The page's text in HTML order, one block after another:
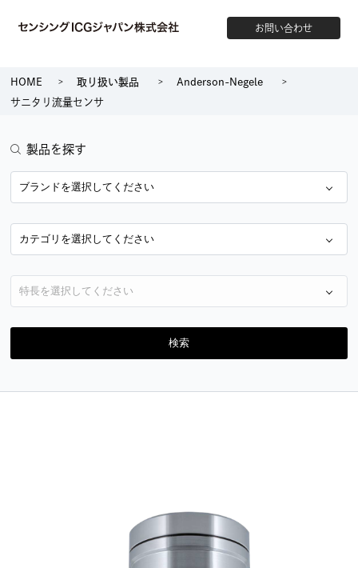
お問い合わせ
HOME 取り扱い製品
Anderson-Negele
サニタリ流量センサ
製品を探す